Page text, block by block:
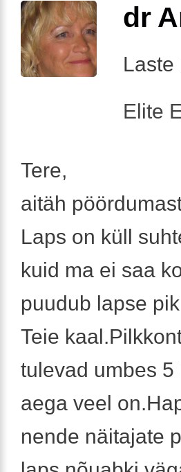
dr
Laste
Elite
Tere,
aitäh
Laps on küll
kuid ma ei saa
puudub lapse
Teie
tulevad umbes
aega veel
nende näitajate